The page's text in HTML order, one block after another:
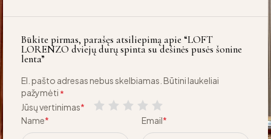
Būkite pirmas, parašęs atsiliepimą apie “LOFT
LORENZO dviejų durų spinta su dešinės pusės šonine
lenta”
El. pašto adresas nebus skelbiamas. Būtini laukeliai
pažymėti *
Jūsų vertinimas*
Name* Email*